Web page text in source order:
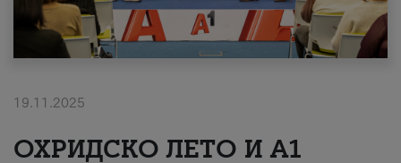
Поддршка
Надополни кредит
#ПодобарОнлајн
19.11.2025
ОХРИДСКО ЛЕТО И A1